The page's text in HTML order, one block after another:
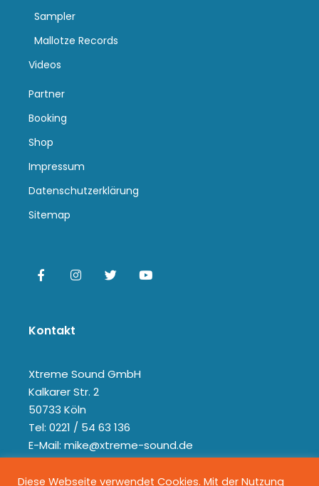
Sampler
Mallotze Records
Videos
Partner
Booking
Shop
Impressum
Datenschutzerklärung
Sitemap
Kontakt
Xtreme Sound GmbH
Kalkarer Str. 2
50733 Köln
Tel: 0221 / 54 63 136
E-Mail: mike@xtreme-sound.de
Diese Webseite verwendet Cookies. Mit der Nutzung